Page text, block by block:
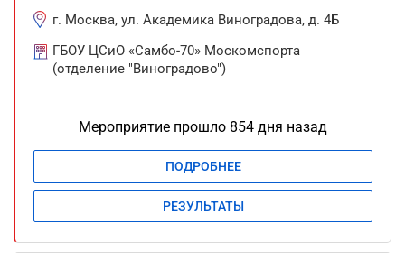
г. Москва, ул. Академика Виноградова, д. 4Б
ГБОУ ЦСиО «Самбо-70» Москомспорта
(отделение "Виноградово")
Мероприятие прошло 854 дня назад
ПОДРОБНЕЕ
РЕЗУЛЬТАТЫ